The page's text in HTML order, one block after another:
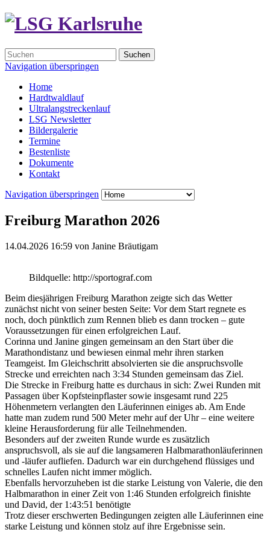
Suchen
Navigation überspringen
Home
Hardtwaldlauf
Ultralangstreckenlauf
LSG Newsletter
Bildergalerie
Termine
Bestenliste
Dokumente
Kontakt
Navigation überspringen
Freiburg Marathon 2026
14.04.2026 16:59 von Janine Bräutigam
Bildquelle: http://sportograf.com
Beim diesjährigen Freiburg Marathon zeigte sich das Wetter
zunächst nicht von seiner besten Seite: Vor dem Start regnete es
noch, doch pünktlich zum Rennen blieb es dann trocken – gute
Voraussetzungen für einen erfolgreichen Lauf.
Corinna und Janine gingen gemeinsam an den Start über die
Marathondistanz und bewiesen einmal mehr ihren starken
Teamgeist. Im Gleichschritt absolvierten sie die anspruchsvolle
Strecke und erreichten nach 3:34 Stunden gemeinsam das Ziel.
Die Strecke in Freiburg hatte es durchaus in sich: Zwei Runden mit
Passagen über Kopfsteinpflaster sowie insgesamt rund 225
Höhenmetern verlangten den Läuferinnen einiges ab. Am Ende
hatte man zudem rund 500 Meter mehr auf der Uhr – eine weitere
kleine Herausforderung für alle Teilnehmenden.
Besonders auf der zweiten Runde wurde es zusätzlich
anspruchsvoll, als sie auf die langsameren Halbmarathonläuferinnen
und -läufer aufliefen. Dadurch war ein durchgehend flüssiges und
schnelles Laufen nicht immer möglich.
Ebenfalls hervorzuheben ist die starke Leistung von Valerie, die den
Halbmarathon in einer Zeit von 1:46 Stunden erfolgreich finishte
und David, der 1:43:51 benötigte
Trotz dieser erschwerten Bedingungen zeigten alle Läuferinnen eine
starke Leistung und können stolz auf ihre Ergebnisse sein.